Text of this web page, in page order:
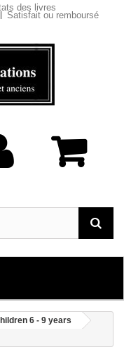
des livres
Satisfait ou remboursé
+
+
6 - 9 years